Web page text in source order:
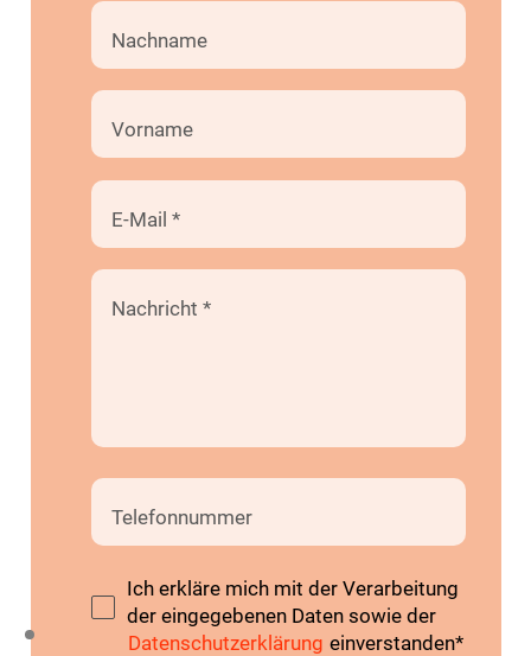
Nachname
Vorname
E-Mail *
Nachricht *
Telefonnummer
Ich erkläre mich mit der Verarbeitung
der eingegebenen Daten sowie der
Datenschutzerklärung einverstanden*